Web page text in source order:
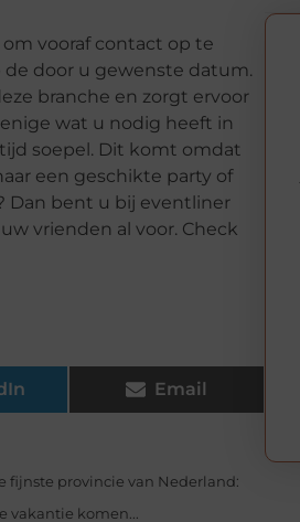
vooraf contact op te
door u gewenste datum.
branche en zorgt ervoor
wat u nodig heeft in
soepel. Dit komt omdat
een geschikte party of
Dan bent u bij eventliner
vrienden al voor. Check
Email
fijnste provincie van Nederland:
vakantie komen...